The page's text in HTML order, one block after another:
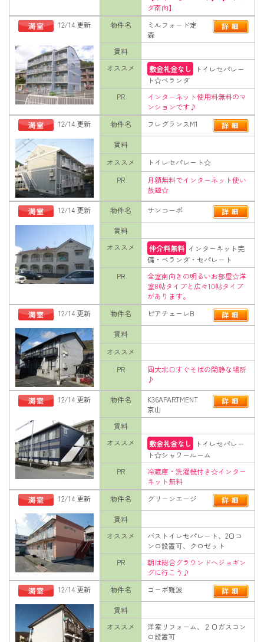
ダ南向】
12/14 更新
物件名
ミルフォード定
森
賃料
オススメ
敷金礼金なし
トイレセパレー
ト☆ベランダ
PR
インターネット使用料無料のマ
ンションです♪
12/14 更新
物件名 フレグランスM1
賃料
オススメ
トイレセパレート☆
PR
月額無料でインターネット使い
放題☆
12/14 更新
物件名 サンコーポ
賃料
オススメ
仲介料無料 インターネット完
備・ベランダ・セパレート
PR
全室南向きの明るいお部屋☆洋
室8帖タイプと広々10帖タイプ
があります。
12/14 更新
物件名 ピアチェーレB
賃料
オススメ
PR
岡大北口すぐそばの閑静な場所
♪
12/14 更新
物件名
K36APARTMENT
京山
賃料
オススメ
敷金礼金なし
トイレセパレー
ト☆シャワールーム
PR
冷蔵庫・洗濯機付き☆インター
ネット無料
12/14 更新
物件名 グリーンエージ
賃料
オススメ
バストイレセパレート、2口コ
ンロ設置可、クロゼット
PR
朝は総合グラウンドへジョギン
グに行こう♪
12/14 更新
物件名 コーポ難波
賃料
オススメ
洋室リフォーム、２口ガスコン
ロ設置可